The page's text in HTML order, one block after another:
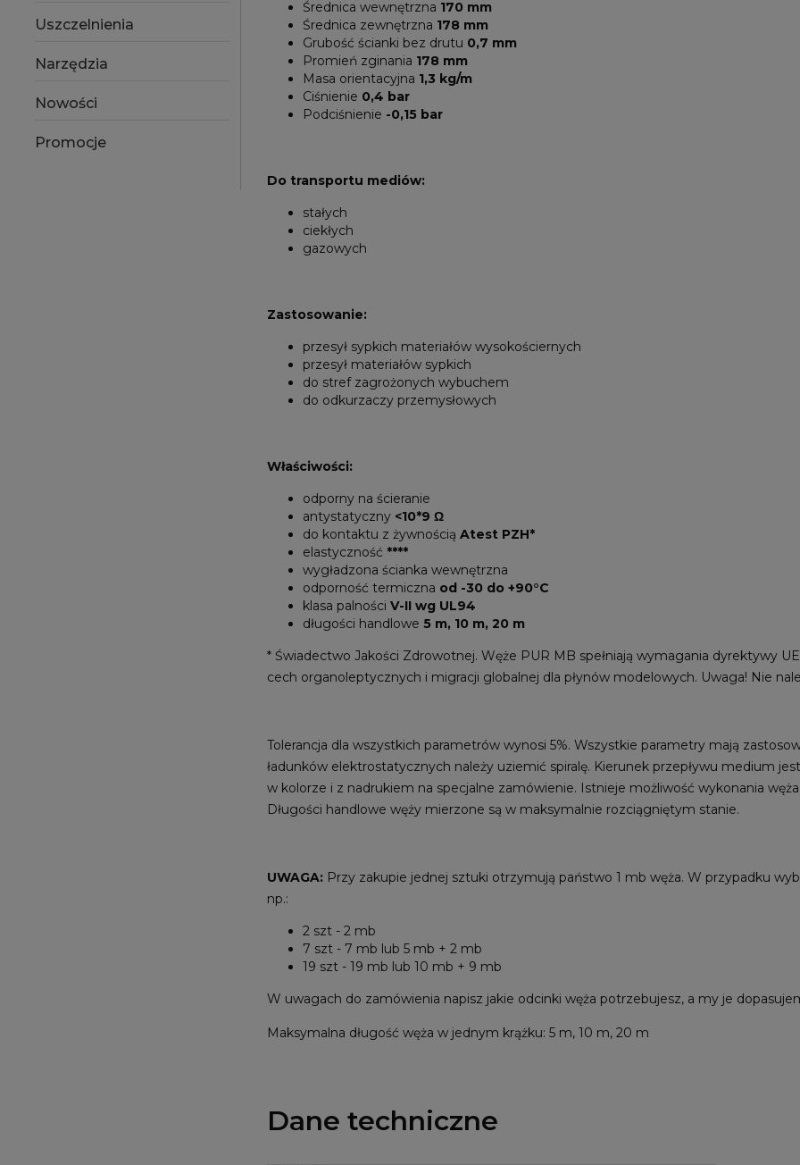
Uszczelnienia
Narzędzia
Nowości
Promocje
Średnica wewnętrzna 170 mm
Średnica zewnętrzna 178 mm
Grubość ścianki bez drutu 0,7 mm
Promień zginania 178 mm
Masa orientacyjna 1,3 kg/m
Ciśnienie 0,4 bar
Podciśnienie -0,15 bar
Do transportu mediów:
stałych
ciekłych
gazowych
Zastosowanie:
przesył sypkich materiałów wysokościernych
przesył materiałów sypkich
do stref zagrożonych wybuchem
do odkurzaczy przemysłowych
Właściwości:
odporny na ścieranie
antystatyczny <10*9 Ω
do kontaktu z żywnością Atest PZH*
elastyczność ****
wygładzona ścianka wewnętrzna
odporność termiczna od -30 do +90°C
klasa palności V-II wg UL94
długości handlowe 5 m, 10 m, 20 m
* Świadectwo Jakości Zdrowotnej. Węże PUR MB spełniają wymagania dyrektywy
cech organoleptycznych i migracji globalnej dla płynów modelowych. Uwaga! Nie
Tolerancja dla wszystkich parametrów wynosi 5%. Wszystkie parametry mają
ładunków elektrostatycznych należy uziemić spiralę. Kierunek przepływu medium
w kolorze i z nadrukiem na specjalne zamówienie. Istnieje możliwość wykonania
Długości handlowe węży mierzone są w maksymalnie rozciągniętym stanie.
UWAGA: Przy zakupie jednej sztuki otrzymują państwo 1 mb węża. W przypadku
np.:
2 szt - 2 mb
7 szt - 7 mb lub 5 mb + 2 mb
19 szt - 19 mb lub 10 mb + 9 mb
W uwagach do zamówienia napisz jakie odcinki węża potrzebujesz, a my je
Maksymalna długość węża w jednym krążku: 5 m, 10 m, 20 m
Dane techniczne